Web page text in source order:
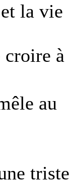
la vie
à
au